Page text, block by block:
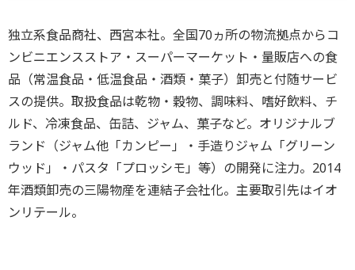
独立系食品商社、西宮本社。全国70ヵ所の物流拠点からコ
ンビニエンスストア・スーパーマーケット・量販店への食
品（常温食品・低温食品・酒類・菓子）卸売と付随サービ
スの提供。取扱食品は乾物・穀物、調味料、嗜好飲料、チ
ルド、冷凍食品、缶詰、ジャム、菓子など。オリジナルブ
ランド（ジャム他「カンピー」・手造りジャム「グリーン
ウッド」・パスタ「プロッシモ」等）の開発に注力。2014
年酒類卸売の三陽物産を連結子会社化。主要取引先はイオ
ンリテール。